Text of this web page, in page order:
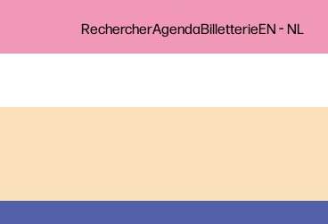
RechercherAgendaBilletterieEN-NL